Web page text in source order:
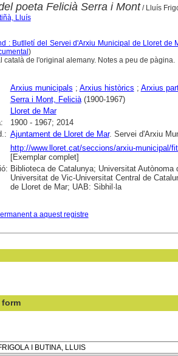
poeta Felicià Serra i Mont/ Lluís
Lluís
: Butlletí del Servei d'Arxiu Municipal de Lloret de
)
català de l'original alemany. Notes a peu de pàgina.
Arxius municipals ; Arxius històrics ; Arxius
Serra i Mont, Felicià(1900-1967)
Lloret de Mar
1900 - 1967; 2014
Ajuntament de Lloret de Mar. Servei d'Arxiu
http://www.lloret.cat/seccions/arxiu-municipal/
[Exemplar complet]
Biblioteca de Catalunya; Universitat
Universitat de Vic-Universitat Central de
de Lloret de Mar; UAB: Sibhil·la
a aquest registre
form